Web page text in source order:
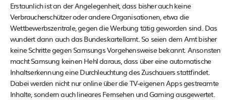
Erstaunlich ist an der Angelegenheit, dass bisher auch keine
Verbraucherschützer oder andere Organisationen, etwa die
Wettbewerbszentrale, gegen die Werbung tätig geworden sind. Das
wundert dann auch das Bundeskartellamt. So seien dem Amt bisher
keine Schritte gegen Samsungs Vorgehensweise bekannt. Ansonsten
macht Samsung keinen Hehl daraus, dass über eine automatische
Inhaltserkennung eine Durchleuchtung des Zuschauers stattfindet.
Dabei werden nicht nur online über die TV-eigenen Apps gestreamte
Inhalte, sondern auch lineares Fernsehen und Gaming ausgewertet.